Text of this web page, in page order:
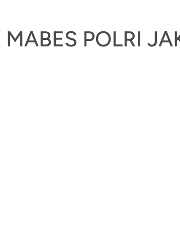
POLRI